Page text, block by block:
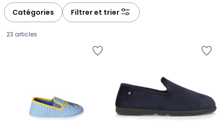
Catégories Filtrer et trier
23 articles